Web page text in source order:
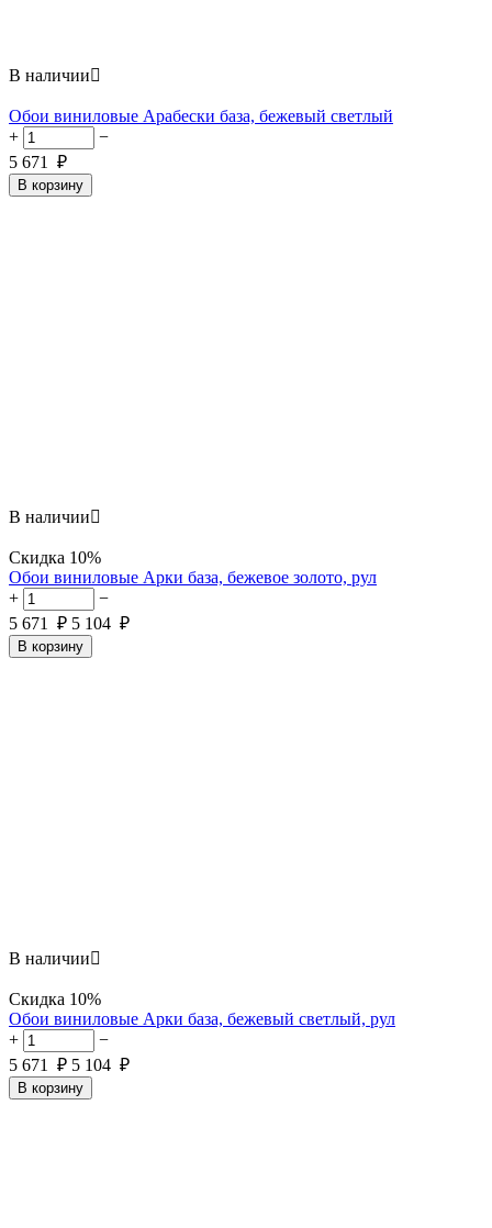
В наличии
Обои виниловые Арабески база, бежевый светлый
+
−
5 671 ₽
В корзину
В наличии
Скидка 10%
Обои виниловые Арки база, бежевое золото, рул
+
−
5 671 ₽ 5 104 ₽
В корзину
В наличии
Скидка 10%
Обои виниловые Арки база, бежевый светлый, рул
+
−
5 671 ₽ 5 104 ₽
В корзину